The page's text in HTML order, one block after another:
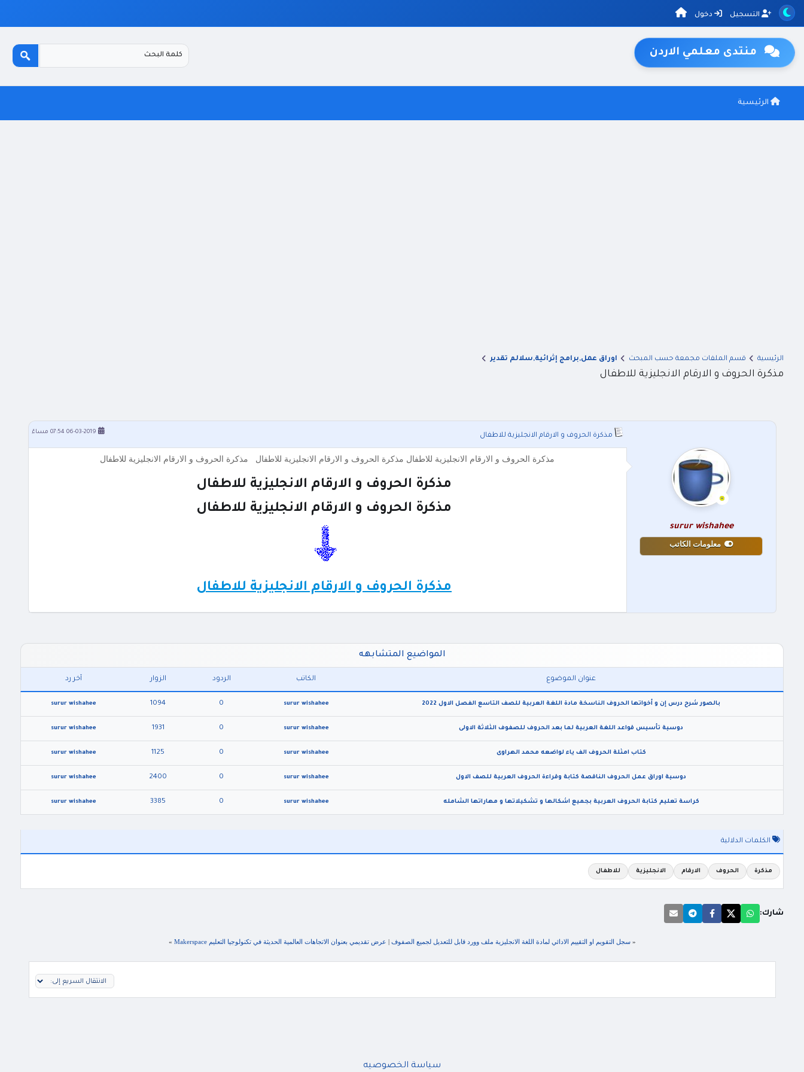
التسجيل دخول
منتدى معلمي الاردن
الرئيسية
الرئيسية قسم الملفات مجمعة حسب المبحث اوراق عمل,برامج إثرائية,سلالم تقدير
مذكرة الحروف و الارقام الانجليزية للاطفال
مذكرة الحروف و الارقام الانجليزية للاطفال 06-03-2019 07:54 مساءً
surur wishahee
معلومات الكاتب
مذكرة الحروف و الارقام الانجليزية للاطفال مذكرة الحروف و الارقام الانجليزية للاطفال مذكرة الحروف و الارقام الانجليزية للاطفال
مذكرة الحروف و الارقام الانجليزية للاطفال
مذكرة الحروف و الارقام الانجليزية للاطفال
مذكرة الحروف و الارقام الانجليزية للاطفال
المواضيع المتشابهه
عنوان الموضوع الكاتب الردود الزوار آخر رد
بالصور شرح درس إن و أخواتها الحروف الناسخة مادة اللغة العربية للصف التاسع الفصل الاول 2022 surur wishahee
0
1094
surur wishahee
دوسية تأسيس قواعد اللغة العربية لما بعد الحروف للصفوف الثلاثة الاولى surur wishahee
0
1931
surur wishahee
كتاب امثلة الحروف الف ياء لواضعه محمد الهراوى surur wishahee
0
1125
surur wishahee
دوسية اوراق عمل الحروف الناقصة كتابة وقراءة الحروف العربية للصف الاول surur wishahee
0
2400
surur wishahee
كراسة تعليم كتابة الحروف العربية بجميع اشكالها و تشكيلاتها و مهاراتها الشامله surur wishahee
0
3385
surur wishahee
الكلمات الدلالية
مذكرة الحروف الارقام الانجليزية للاطفال
شارك:
«سجل التقويم او التقييم الادائي لمادة اللغة الانجليزية ملف وورد قابل للتعديل لجميع الصفوف | عرض تقديمي بعنوان الاتجاهات العالمية الحديثة في تكنولوجيا التعليم Makerspace »
سياسة الخصوصيه